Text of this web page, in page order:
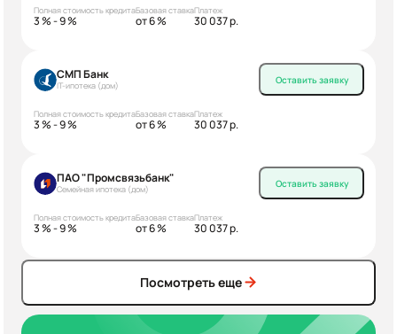
Полная стоимость кредита
3 % - 9 %
Базовая ставка
от 6 %
Платеж
30 037 р.
СМП Банк
IT-ипотека (дом)
Полная стоимость кредита
3 % - 9 %
Базовая ставка
от 6 %
Платеж
30 037 р.
Оставить заявку
ПАО "Промсвязьбанк"
Семейная ипотека (дом)
Полная стоимость кредита
3 % - 9 %
Базовая ставка
от 6 %
Платеж
30 037 р.
Оставить заявку
Посмотреть еще